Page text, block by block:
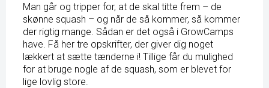
Man går og tripper for, at de skal titte frem – de
skønne squash – og når de så kommer, så kommer
der rigtig mange. Sådan er det også i GrowCamps
have. Få her tre opskrifter, der giver dig noget
lækkert at sætte tænderne i! Tillige får du mulighed
for at bruge nogle af de squash, som er blevet for
lige lovlig store.